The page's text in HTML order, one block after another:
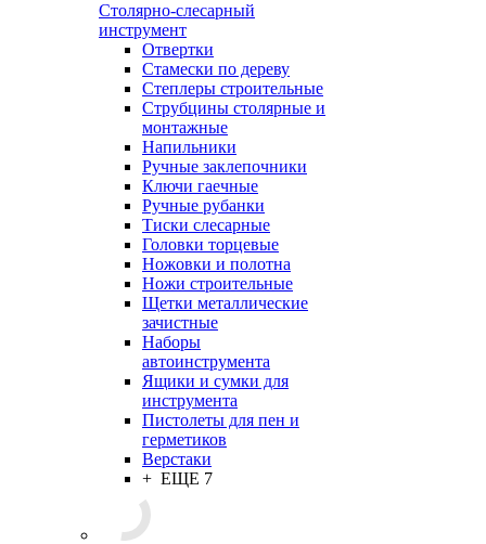
Столярно-слесарный
инструмент
Отвертки
Стамески по дереву
Степлеры строительные
Струбцины столярные и
монтажные
Напильники
Ручные заклепочники
Ключи гаечные
Ручные рубанки
Тиски слесарные
Головки торцевые
Ножовки и полотна
Ножи строительные
Щетки металлические
зачистные
Наборы
автоинструмента
Ящики и сумки для
инструмента
Пистолеты для пен и
герметиков
Верстаки
+ ЕЩЕ 7